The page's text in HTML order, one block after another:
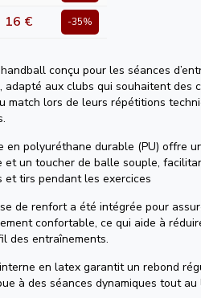
16 € -35%
conçu pour les séances
adapté aux clubs qui souhaitent des
match lors de leurs répétitions
en polyuréthane durable (PU) offre
et un toucher de balle souple,
et tirs pendant les exercices
de renfort a été intégrée pour
confortable, ce qui aide à
des entraînements.
en latex garantit un rebond
à des séances dynamiques tout au